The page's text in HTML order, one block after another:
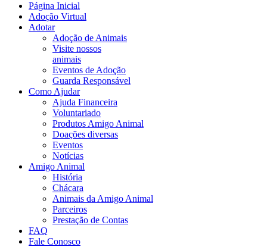
Página Inicial
Adoção Virtual
Adotar
Adoção de Animais
Visite nossos
animais
Eventos de Adoção
Guarda Responsável
Como Ajudar
Ajuda Financeira
Voluntariado
Produtos Amigo Animal
Doações diversas
Eventos
Notícias
Amigo Animal
História
Chácara
Animais da Amigo Animal
Parceiros
Prestação de Contas
FAQ
Fale Conosco